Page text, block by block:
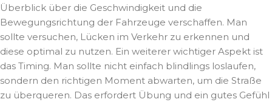
Überblick über die Geschwindigkeit und die
Bewegungsrichtung der Fahrzeuge verschaffen. Man
sollte versuchen, Lücken im Verkehr zu erkennen und
diese optimal zu nutzen. Ein weiterer wichtiger Aspekt ist
das Timing. Man sollte nicht einfach blindlings loslaufen,
sondern den richtigen Moment abwarten, um die Straße
zu überqueren. Das erfordert Übung und ein gutes Gefühl